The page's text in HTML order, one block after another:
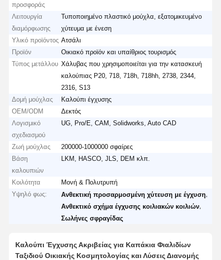
προσφοράς
Λειτουργία
διαμόρφωσης
Τυποποιημένο πλαστικό μούχλα, εξατομικευμένο
χύτευμα με ένεση
Υλικό προϊόντος Ατσάλι
Προϊόν
Οικιακό προϊόν και υπαίθριος τουρισμός
Τύπος μετάλλου Χάλυβας που χρησιμοποιείται για την κατασκευή
καλούπιας P20, 718, 718h, 718hh, 2738, 2344,
2316, S13
Δομή μούχλας
Καλούπι έγχυσης
OEM/ODM
Δεκτός
Λογισμικό
σχεδιασμού
UG, Pro/E, CAM, Solidworks, Auto CAD
Ζωή μούχλας
200000-1000000 σφαίρες
Βάση
καλουπιών
LKM, HASCO, JLS, DEM κλπ.
Κοιλότητα
Μονή & Πολυτρυπή
Υψηλό φως:
Ανθεκτική προσαρμοσμένη χύτευση με έγχυση
Ανθεκτικό σχήμα έγχυσης κοιλιακών κοιλιών
Σωλήνες σφραγίδας
Καλούπι Έγχυσης Ακριβείας για Καπάκια Φιαλιδίων
Ταξιδιού Οικιακής Κοσμητολογίας και Λύσεις Διανομής